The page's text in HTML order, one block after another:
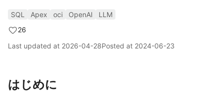
SQL Apex oci OpenAI
LLM
26
Last updated at 2026-04-28Posted at 2024-06-23
はじめに